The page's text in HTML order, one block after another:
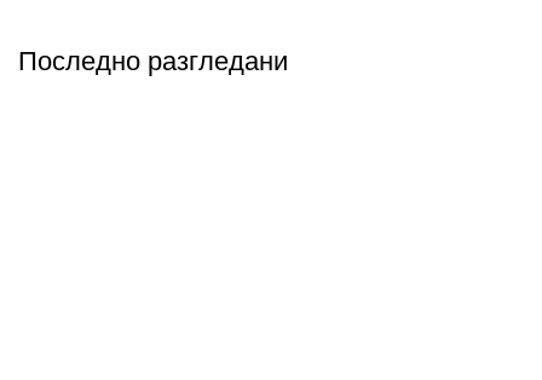
Последно разгледани